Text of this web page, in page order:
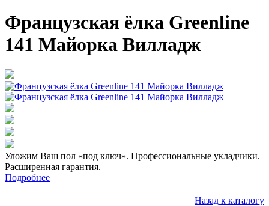
Французская ёлка Greenline
141 Майорка Вилладж
Уложим Ваш пол «под ключ». Профессиональные укладчики.
Расширенная гарантия.
Подробнее
Назад к каталогу